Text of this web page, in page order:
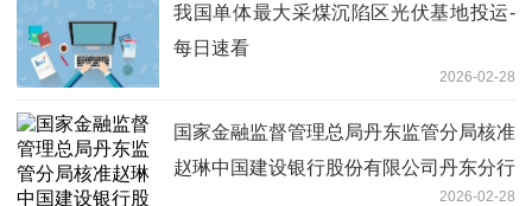
我国单体最大采煤沉陷区光伏基地投运-
每日速看
2026-02-28
国家金融监督管理总局丹东监管分局核准
赵琳中国建设银行股份有限公司丹东分行
2026-02-28